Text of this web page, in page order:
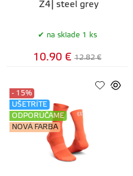
Z4| steel grey
na sklade 1 ks
10.90 € 12.82 €
- 15%
UŠETRÍTE
ODPORÚČAME
NOVÁ FARBA